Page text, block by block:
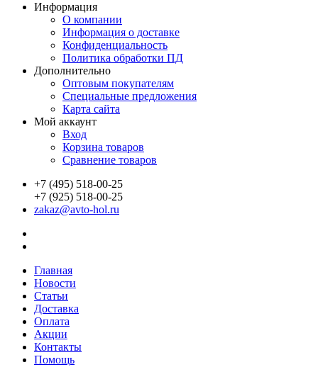
Информация
О компании
Информация о доставке
Конфиденциальность
Политика обработки ПД
Дополнительно
Оптовым покупателям
Специальные предложения
Карта сайта
Мой аккаунт
Вход
Корзина товаров
Сравнение товаров
+7 (495) 518-00-25
+7 (925) 518-00-25
zakaz@avto-hol.ru
Главная
Новости
Статьи
Доставка
Оплата
Акции
Контакты
Помощь